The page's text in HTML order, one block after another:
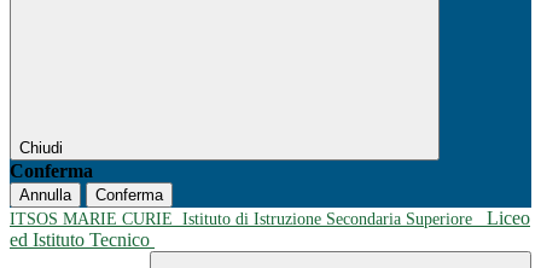
Chiudi
Conferma
Annulla
Conferma
ITSOS MARIE CURIE Istituto di Istruzione Secondaria Superiore
Liceo
ed Istituto Tecnico